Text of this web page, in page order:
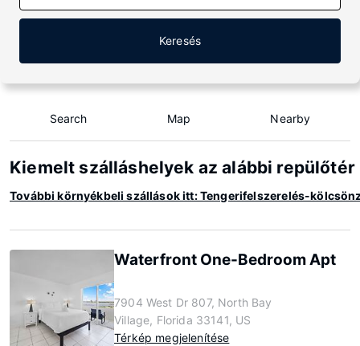
Keresés
Search Map Nearby
Kiemelt szálláshelyek az alábbi
További környékbeli szállások itt: Tengerifelszerelés-
Waterfront One-Bedroom Apt
7904 West Dr 807, North Bay
Village, Florida 33141, US
Térkép megjelenítése